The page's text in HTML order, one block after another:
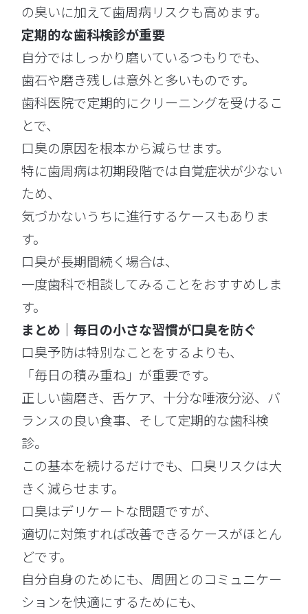
の臭いに加えて歯周病リスクも高めます。
定期的な歯科検診が重要
自分ではしっかり磨いているつもりでも、
歯石や磨き残しは意外と多いものです。
歯科医院で定期的にクリーニングを受けるこ
とで、
口臭の原因を根本から減らせます。
特に歯周病は初期段階では自覚症状が少ない
ため、
気づかないうちに進行するケースもありま
す。
口臭が長期間続く場合は、
一度歯科で相談してみることをおすすめしま
す。
まとめ｜毎日の小さな習慣が口臭を防ぐ
口臭予防は特別なことをするよりも、
「毎日の積み重ね」が重要です。
正しい歯磨き、舌ケア、十分な唾液分泌、バ
ランスの良い食事、そして定期的な歯科検
診。
この基本を続けるだけでも、口臭リスクは大
きく減らせます。
口臭はデリケートな問題ですが、
適切に対策すれば改善できるケースがほとん
どです。
自分自身のためにも、周囲とのコミュニケー
ションを快適にするためにも、